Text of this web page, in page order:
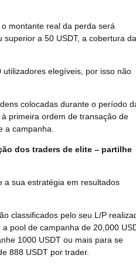
montante real da perda será
a 50 USDT, a cobertura da
elegíveis, por isso não
colocadas durante o período
primeira ordem de transação de
a campanha.
dos traders de elite – partilhe
a sua estratégia em resultados
classificados pelo seu L/P
pool de campanha de 20,000
1000 USDT ou mais para se
888 USDT por trader.